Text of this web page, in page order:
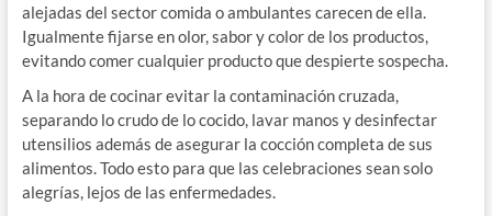
alejadas del sector comida o ambulantes carecen de ella.
Igualmente fijarse en olor, sabor y color de los productos,
evitando comer cualquier producto que despierte sospecha.
A la hora de cocinar evitar la contaminación cruzada,
separando lo crudo de lo cocido, lavar manos y desinfectar
utensilios además de asegurar la cocción completa de sus
alimentos. Todo esto para que las celebraciones sean solo
alegrías, lejos de las enfermedades.